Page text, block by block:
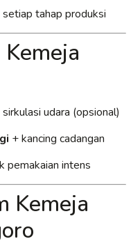
setiap tahap produksi
udara (opsional)
+ kancing cadangan
pemakaian intens
Kemeja